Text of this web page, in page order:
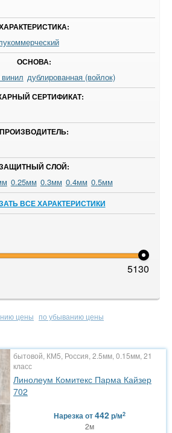
ОСНОВА:
дублированная (войлок)
СЕРТИФИКАТ:
ПРОИЗВОДИТЕЛЬ:
СЛОЙ:
0.25мм 0.3мм 0.4мм 0.5мм
ВСЕ ХАРАКТЕРИСТИКИ
5130
цены по убыванию цены
бытовой, КМ5, Россия, 2.5мм, 0.15мм, 21
класс
Линолеум Комитекс Парма Кайзер
702
Нарезкаот442р/м2
2м